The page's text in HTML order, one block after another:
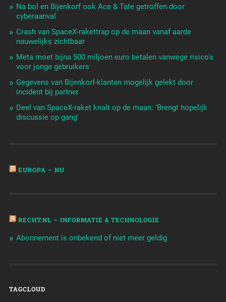
Na bol en Bijenkorf ook Ace & Tate getroffen door
cyberaanval
Crash van SpaceX-rakettrap op de maan vanaf aarde
nauwelijks zichtbaar
Meta moet bijna 500 miljoen euro betalen vanwege risico's
voor jonge gebruikers
Gegevens van Bijenkorf-klanten mogelijk gelekt door
incident bij partner
Deel van SpaceX-raket knalt op de maan: 'Brengt hopelijk
discussie op gang'
EUROPA – NU
RECHT.NL – INFORMATIE & TECHNOLOGIE
Abonnement is onbekend of niet meer geldig
TAGCLOUD